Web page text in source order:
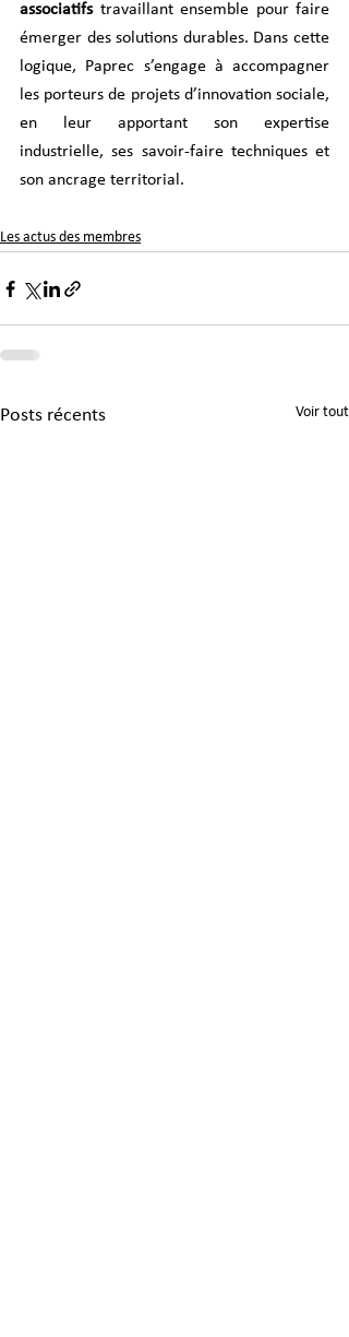
associatifs travaillant ensemble pour faire
émerger des solutions durables. Dans cette
logique, Paprec s’engage à accompagner
les porteurs de projets d’innovation sociale,
en leur apportant son expertise
industrielle, ses savoir-faire techniques et
son ancrage territorial.
Les actus des membres
Posts récents Voir tout